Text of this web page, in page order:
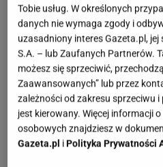
Tobie usług. W określonych
danych nie wymaga zgody i
uzasadniony interes Gazeta.pl, jej
S.A. – lub Zaufanych Partnerów.
możesz się sprzeciwić,
Zaawansowanych” lub przez
zależności od zakresu sprzeciwu
jest kierowany. Więcej informacji
osobowych znajdziesz w
Gazeta.pl iPolityka Prywatności